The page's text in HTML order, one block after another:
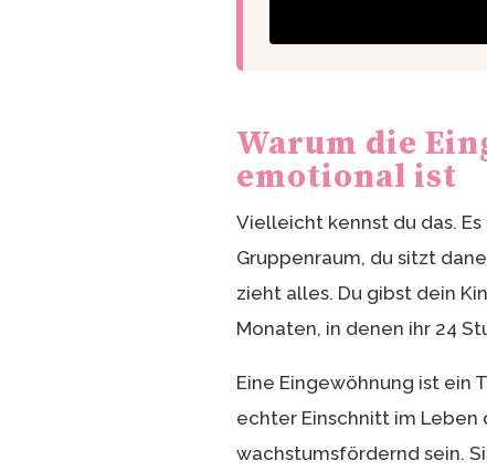
Warum die
emotional ist
Vielleicht kennst du das.
Gruppenraum, du sitzt
zieht alles. Du gibst dein
Monaten, in denen ihr 24
Eine Eingewöhnung ist ein
echter Einschnitt im Leben
wachstumsfördernd sein.